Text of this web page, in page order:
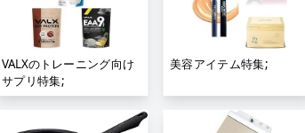
VALXのトレーニング向け
サプリ特集;
美容アイテム特集;